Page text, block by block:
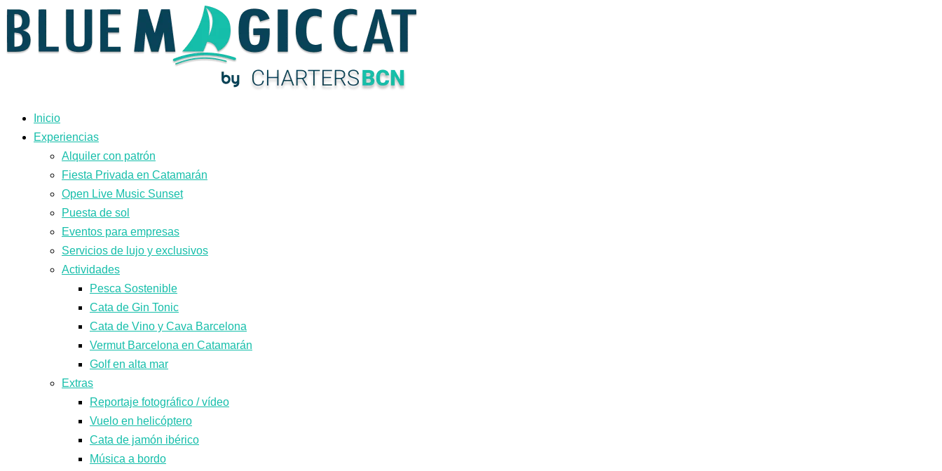
Ir
contenido
Inicio
Experiencias
Alquiler con patrón
Fiesta Privada en Catamarán
Open Live Music Sunset
Puesta de sol
Eventos para empresas
Servicios de lujo y exclusivos
Actividades
Pesca Sostenible
Cata de Gin Tonic
Cata de Vino y Cava Barcelona
Vermut Barcelona en Catamarán
Golf en alta mar
Extras
Reportaje fotográfico / vídeo
Vuelo en helicóptero
Cata de jamón ibérico
Música a bordo